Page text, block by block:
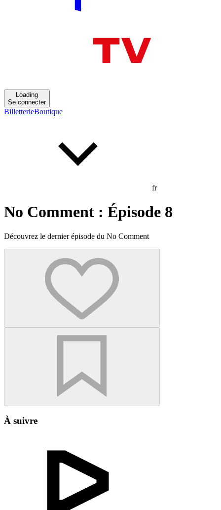
Loading
Se connecter
BilletterieBoutique
fr
No Comment : Épisode 8
Découvrez le dernier épisode du No Comment
À suivre